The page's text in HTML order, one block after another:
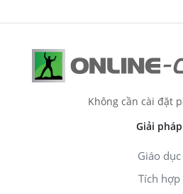
Không cần cài đặt
Giải pháp
Giáo dục
Tích hợp